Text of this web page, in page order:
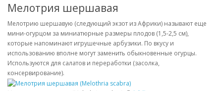
Мелотрия шершавая
Мелотрию шершавую (следующий экзот из Африки) называют еще
мини-огурцом за миниатюрные размеры плодов (1,5-2,5 см),
которые напоминают игрушечные арбузики. По вкусу и
использованию вполне могут заменить обыкновенные огурцы.
Используются для салатов и переработки (засолка,
консервирование).